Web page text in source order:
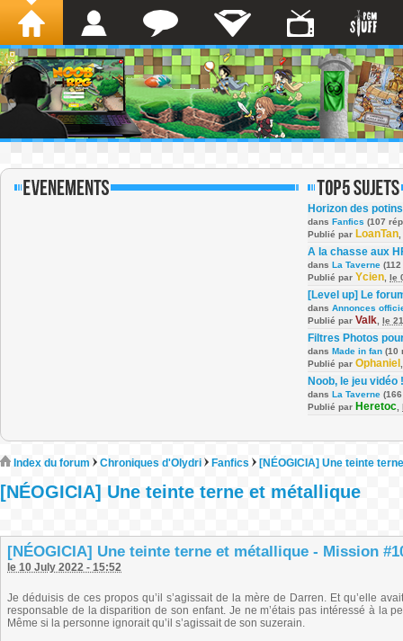
Horizon des potins
dans Fanfics (107
Publié par LoanTan
A la chasse aux
dans La Taverne
Publié par Ycien le
[Level up] Le
dans Annonces
Publié par Valk le
Filtres Photos
dans Made in fan (10
Publié par Ophaniel
Noob, le jeu vidéo !
dans La Taverne
Publié par Heretoc
Index du forum Chroniques d'Olydri Fanfics [NÉOGICIA] Une teinte
[NÉOGICIA] Une teinte terne et métallique
[NÉOGICIA] Une teinte terne et métallique - Mission
le 10 July 2022 - 15:52
Je déduisis de ces propos qu’il s’agissait de la mère de Darren. Et qu’elle
responsable de la disparition de son enfant. Je ne m’étais pas intéressé à la
Même si la personne ignorait qu’il s’agissait de son suzerain.